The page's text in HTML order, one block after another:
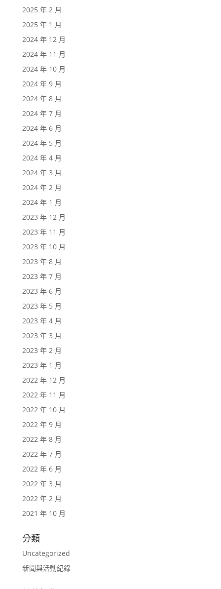
2025 年 2 月
2025 年 1 月
2024 年 12 月
2024 年 11 月
2024 年 10 月
2024 年 9 月
2024 年 8 月
2024 年 7 月
2024 年 6 月
2024 年 5 月
2024 年 4 月
2024 年 3 月
2024 年 2 月
2024 年 1 月
2023 年 12 月
2023 年 11 月
2023 年 10 月
2023 年 8 月
2023 年 7 月
2023 年 6 月
2023 年 5 月
2023 年 4 月
2023 年 3 月
2023 年 2 月
2023 年 1 月
2022 年 12 月
2022 年 11 月
2022 年 10 月
2022 年 9 月
2022 年 8 月
2022 年 7 月
2022 年 6 月
2022 年 3 月
2022 年 2 月
2021 年 10 月
分類
Uncategorized
新聞與活動紀錄